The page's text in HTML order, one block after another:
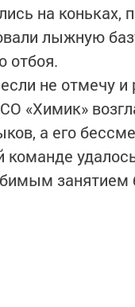
на коньках,
лыжную
отбоя.
не отмечу и
«Химик»
а его